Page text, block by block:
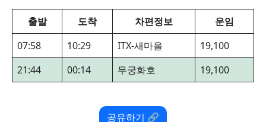
출발 도착 차편정보
운임
07:58
10:29 ITX-새마을
19,100
21:44
00:14 무궁화호 19,100
공유하기 🔗